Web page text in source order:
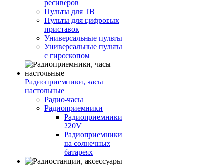
ресиверов
Пульты для ТВ
Пульты для цифровых
приставок
Универсальные пульты
Универсальные пульты
с гироскопом
Радиоприемники, часы
настольные
Радио-часы
Радиоприемники
Радиоприемники
220V
Радиоприемники
на солнечных
батареях